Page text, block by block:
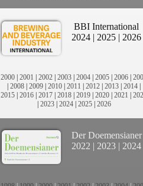
BBI International
2024 | 2025 | 2026
2000 | 2001 | 2002 | 2003 | 2004 | 2005 | 2006 |
| 2008 | 2009 | 2010 | 2011 | 2012 | 2013 | 2014 |
2015 | 2016 | 2017 | 2018 | 2019 | 2020 | 2021 |
| 2023| 2024| 2025| 2026
Der Doemensianer
2022 | 2023 | 2024